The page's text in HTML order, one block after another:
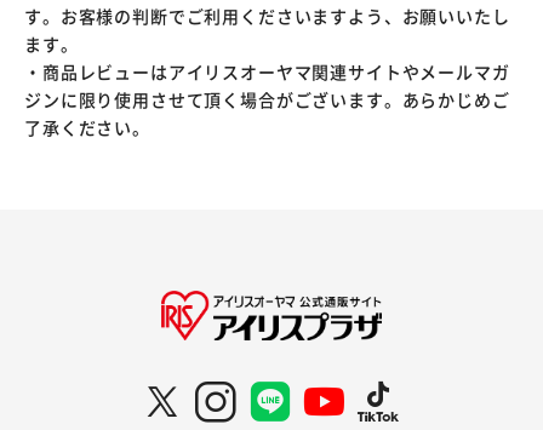
す。お客様の判断でご利用くださいますよう、お願いいたし
ます。
・商品レビューはアイリスオーヤマ関連サイトやメールマガ
ジンに限り使用させて頂く場合がございます。あらかじめご
了承ください。